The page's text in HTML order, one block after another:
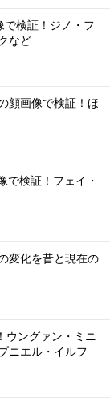
で検証！ジノ・フ
など
顔画像で検証！ほ
で検証！フェイ・
変化を昔と現在の
ウングァン・ミニ
ニエル・イルフ